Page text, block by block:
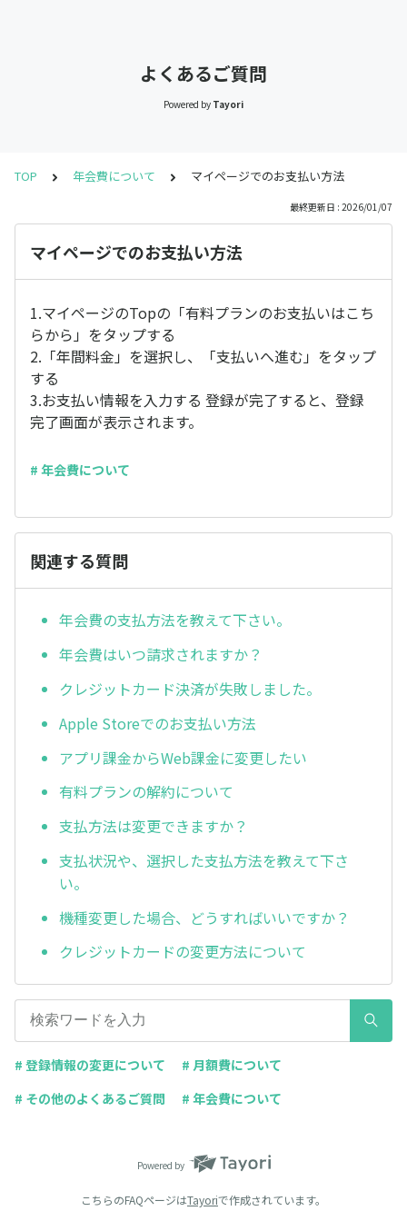
よくあるご質問
Powered by Tayori
TOP 年会費について マイページでのお支払い方法
最終更新日 : 2026/01/07
マイページでのお支払い方法
1.マイページのTopの「有料プランのお支払いはこち
らから」をタップする
2.「年間料金」を選択し、「支払いへ進む」をタップ
する
3.お支払い情報を入力する 登録が完了すると、登録
完了画面が表示されます。
# 年会費について
関連する質問
年会費の支払方法を教えて下さい。
年会費はいつ請求されますか？
クレジットカード決済が失敗しました。
Apple Storeでのお支払い方法
アプリ課金からWeb課金に変更したい
有料プランの解約について
支払方法は変更できますか？
支払状況や、選択した支払方法を教えて下さ
い。
機種変更した場合、どうすればいいですか？
クレジットカードの変更方法について
# 登録情報の変更について
# 月額費について
# その他のよくあるご質問
# 年会費について
Powered by
こちらのFAQページはTayoriで作成されています。